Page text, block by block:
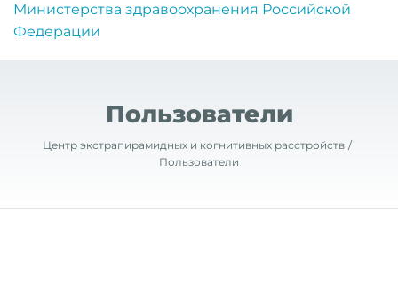
Министерства здравоохранения Российской
Федерации
Пользователи
Центр экстрапирамидных и когнитивных расстройств
Пользователи